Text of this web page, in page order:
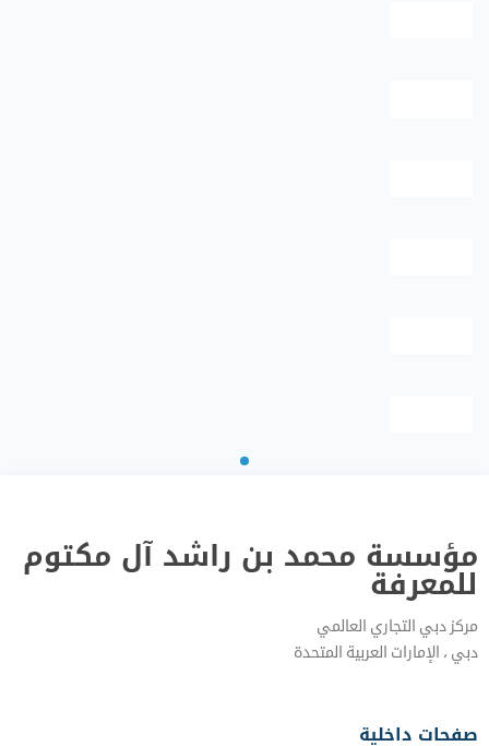
مؤسسة محمد بن راشد آل مكتوم
للمعرفة
مركز دبي التجاري العالمي
دبي‎ ، الإمارات العربية المتحدة‎
صفحات داخلية